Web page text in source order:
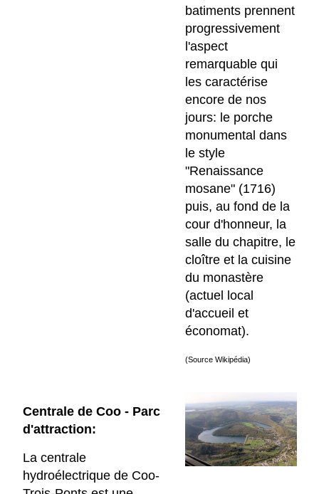
batiments prennent
progressivement
l'aspect
remarquable qui
les caractérise
encore de nos
jours: le porche
monumental dans
le style
"Renaissance
mosane" (1716)
puis, au fond de la
cour d'honneur, la
salle du chapitre, le
cloître et la cuisine
du monastère
(actuel local
d'accueil et
économat).
(Source Wikipédia)
Centrale de Coo - Parc
d'attraction:
La centrale
hydroélectrique de Coo-